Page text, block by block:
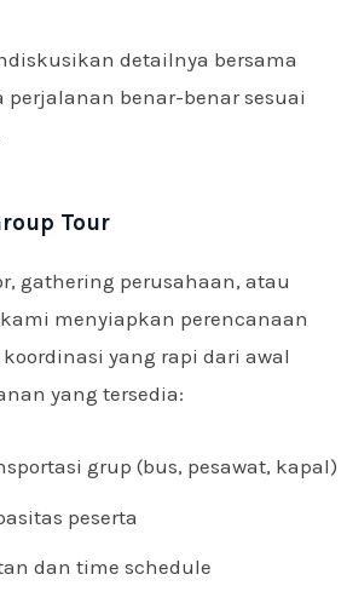
detailnya bersama
perjalanan benar-benar sesuai
Tour
gathering perusahaan, atau
menyiapkan perencanaan
yang rapi dari awal
yang tersedia:
grup (bus, pesawat, kapal)
peserta
dan time schedule